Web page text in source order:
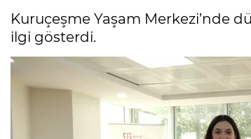
Kuruçeşme Yaşam Merkezi’nde
ilgi gösterdi.